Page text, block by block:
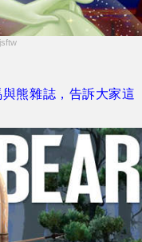
熊雜誌，告訴大家這